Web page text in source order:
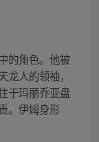
的角色。他被
人的领袖，
于玛丽乔亚盘
。伊姆身形